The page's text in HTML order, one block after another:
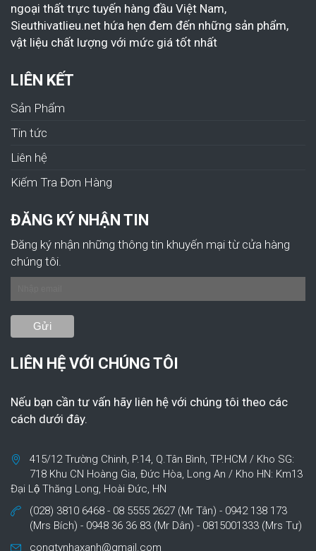
ngoại thất trực tuyến hàng đầu Việt Nam,
Sieuthivatlieu.net hứa hẹn đem đến những sản phẩm,
vật liệu chất lượng với mức giá tốt nhất
LIÊN KẾT
Sản Phẩm
Tin tức
Liên hệ
Kiếm Tra Đơn Hàng
ĐĂNG KÝ NHẬN TIN
Đăng ký nhận những thông tin khuyến mại từ cửa hàng
chúng tôi.
LIÊN HỆ VỚI CHÚNG TÔI
Nếu bạn cần tư vấn hãy liên hệ với chúng tôi theo các
cách dưới đây.
415/12 Trường Chinh, P.14, Q.Tân Bình, TP.HCM / Kho SG:
718 Khu CN Hoàng Gia, Đức Hòa, Long An / Kho HN: Km13
Đại Lộ Thăng Long, Hoài Đức, HN
(028) 3810 6468 - 08 5555 2627 (Mr Tân) - 0942 138 173
(Mrs Bích) - 0948 36 36 83 (Mr Dân) - 0815001333 (Mrs Tư)
congtynhaxanh@gmail.com